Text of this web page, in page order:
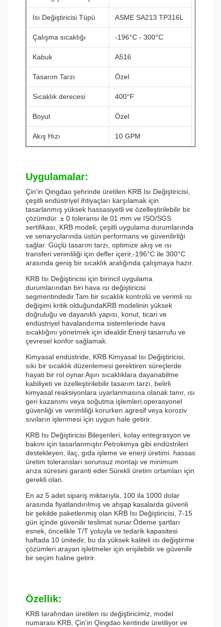
Isı Değiştiricisi Tüpü ASME SA213 TP316L
Çalışma sıcaklığı -196°C - 300°C
Kabuk A516
Tasarım Tarzı Özel
Sıcaklık derecesi 400°F
Boyut Özel
Akış Hızı 10 GPM
Uygulamalar:
Çin'in Qingdao şehrinde üretilen KRB Isı Değiştiricisi,
çeşitli endüstriyel ihtiyaçları karşılamak için
tasarlanmış yüksek hassasiyetli ve özelleştirilebilir bir
çözümdür. ± 0 toleransı ile.01 mm ve ISO/SGS
sertifikası, KRB modeli, çeşitli uygulama durumlarında
ve senaryolarında üstün performans ve güvenilirliği
sağlar. Güçlü tasarım tarzı, optimize akış ve ısı
transferi verimliliği için defler içerir,-196°C ile 300°C
arasında geniş bir sıcaklık aralığında çalışmaya hazır.
KRB Isı Değiştiricisi için birincil uygulama
durumlarından biri hava ısı değiştiricisi
segmentindedir.Tam bir sıcaklık kontrolü ve verimli ısı
değişimi kritik olduğundaKRB modelinin yüksek
doğruluğu ve dayanıklı yapısı, konut, ticari ve
endüstriyel havalandırma sistemlerinde hava
sıcaklığını yönetmek için idealdir.Enerji tasarrufu ve
çevresel konfor sağlamak.
Kimyasal endüstride, KRB Kimyasal Isı Değiştiricisi,
sıkı bir sıcaklık düzenlemesi gerektiren süreçlerde
hayati bir rol oynar.Aşırı sıcaklıklara dayanabilme
kabiliyeti ve özelleştirilebilir tasarım tarzı, belirli
kimyasal reaksiyonlara uyarlanmasına olanak tanır, ısı
geri kazanımı veya soğutma işlemleri.operasyonel
güvenliği ve verimliliği korurken agresif veya koroziv
sıvıların işlenmesi için uygun hale getirir.
KRB Isı Değiştiricisi Bileşenleri, kolay entegrasyon ve
bakım için tasarlanmıştır.Petrokimya gibi endüstrileri
destekleyen, ilaç, gıda işleme ve enerji üretimi. hassas
üretim toleransları sorunsuz montajı ve minimum
arıza süresini garanti eder.Sürekli üretim ortamları için
gerekli olan.
En az 5 adet sipariş miktarıyla, 100 ila 1000 dolar
arasında fiyatlandırılmış ve ahşap kasalarda güvenli
bir şekilde paketlenmiş olan KRB Isı Değiştiricisi, 7-15
gün içinde güvenilir teslimat sunar.Ödeme şartları
esnek, öncelikle T/T yoluyla ve tedarik kapasitesi
haftada 10 ünitedir, bu da yüksek kaliteli ısı değiştirme
çözümleri arayan işletmeler için erişilebilir ve güvenilir
bir seçim haline getirir.
Özellik:
KRB tarafından üretilen ısı değiştiricimiz, model
numarası KRB, Çin'in Qingdao kentinde üretiliyor ve